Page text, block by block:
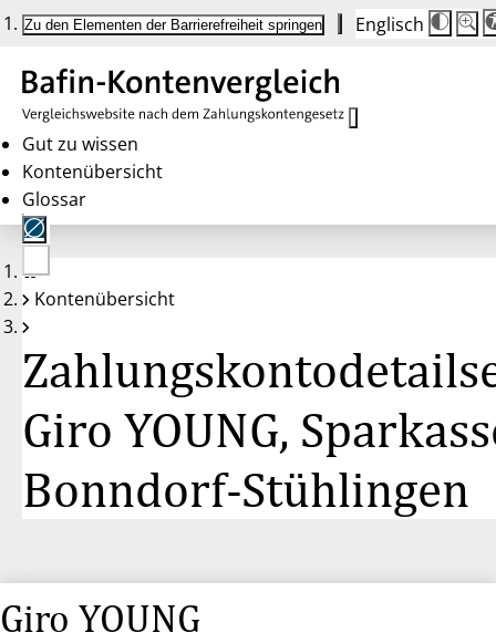
Zu den Elementen der Barrierefreiheit springen Englisch
Die
auf
100
100
Gut zu wissen
Kontenübersicht
Glossar
Keine
Konten
Kontenübersicht
Giro YOUNG,
Bonndorf-Stühlingen
Giro YOUNG